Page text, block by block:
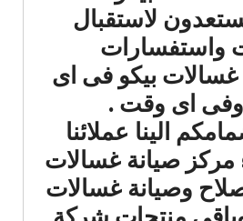
لاستقبال
واستفسارات
غسالات بيكو فى اى
اى وقت .
الينا عملائنا
مركز صيانة غسالات
وصيانة غسالات